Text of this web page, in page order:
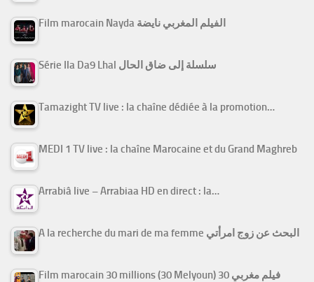
Film marocain Nayda الفيلم المغربي نايضة
Série Ila Da9 Lhal سلسلة إلى ضاق الحال
Tamazight TV live : la chaîne dédiée à la promotion…
MEDI 1 TV live : la chaîne Marocaine et du Grand Maghreb
Arrabiâ live – Arrabiaa HD en direct : la…
A la recherche du mari de ma femme البحث عن زوج امرأتي
Film marocain 30 millions (30 Melyoun) فيلم مغربي 30